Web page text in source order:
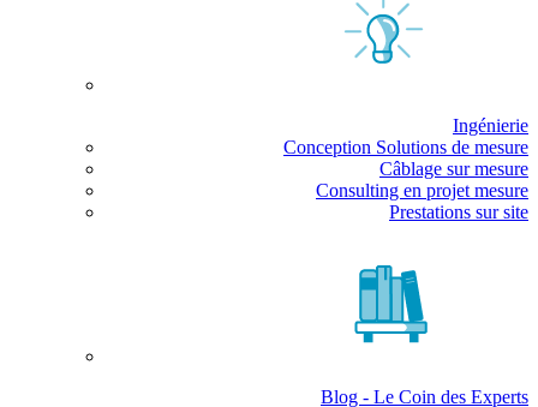
Ingénierie
Conception Solutions de mesure
Câblage sur mesure
Consulting en projet mesure
Prestations sur site
Blog - Le Coin des Experts